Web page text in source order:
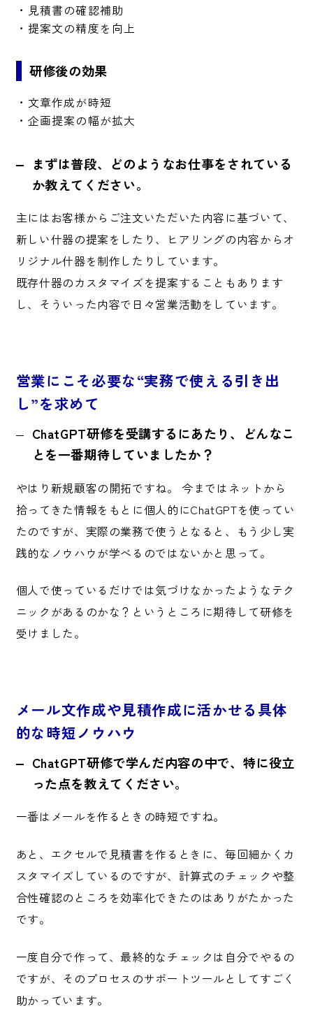
・見積書の確認補助​
・提案文の精度を向上​
研修後の効果
・文章作成が時短
・企画提案の幅が拡大
まずは普段、どのようなお仕事をされている
か教えてください。
主にはお客様からご注文いただいた内容に基づいて、
新しい什器の提案をしたり、ヒアリングの内容からオ
リジナル什器を制作したりしています。
既存什器のカスタマイズを提案することもあります
し、そういった内容で日々営業活動をしています。
営業にこそ必要な“実務で使える引き出
し”を求めて
ChatGPT研修を受講するにあたり、どんなこ
とを一番期待していましたか？
やはり新規顧客の開拓ですね。 今まではネットから
拾ってきた情報をもとに個人的にChatGPTを使ってい
たのですが、実際の業務で使うとなると、もう少し実
践的なノウハウが学べるのではないかと思って。
個人で使っているだけでは気づけなかったようなテク
ニックがあるのかな？というところに期待して研修を
受けました。
メール文作成や見積作成に活かせる具体
的な時短ノウハウ
ChatGPT研修で学んだ内容の中で、特に役立
った点を教えてください。
一番はメールを作るときの時短ですね。
あと、エクセルで見積書を作るときに、毎回細かくカ
スタマイズしているのですが、計算式のチェックや整
合性確認のところを効率化できたのはありがたかった
です。
一度自分で作って、最終的なチェックは自分でやるの
ですが、そのプロセスのサポートツールとしてすごく
助かっています。